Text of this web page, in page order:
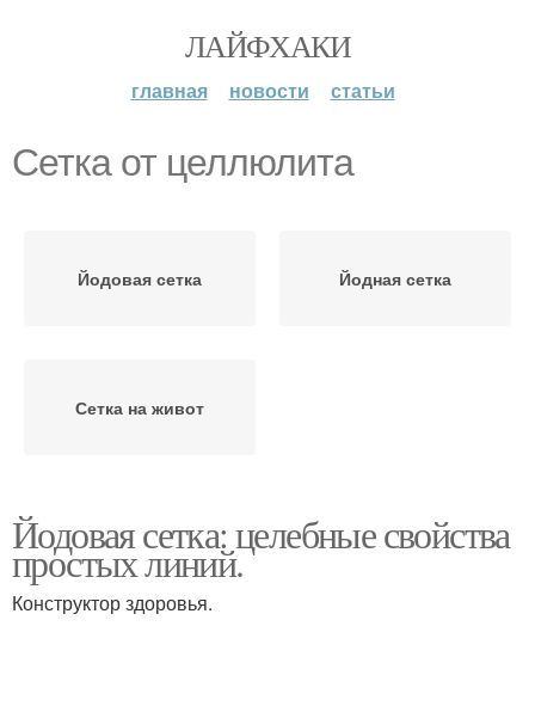
ЛАЙФХАКИ
главная новости статьи
Сетка от целлюлита
Йодовая сетка Йодная сетка
Сетка на живот
Йодовая сетка: целебные свойства
простых линий.
Конструктор здоровья.